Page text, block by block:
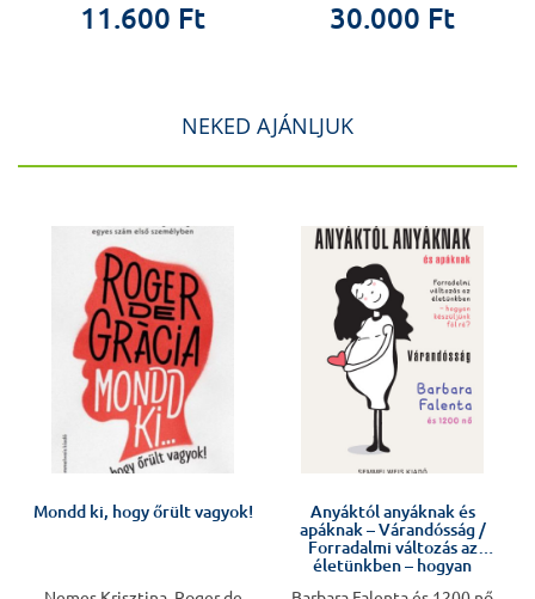
11.600 Ft 30.000 Ft
NEKED AJÁNLJUK
Mondd ki, hogy őrült vagyok!
Anyáktól anyáknak és
apáknak – Várandósság /
Forradalmi változás az
életünkben – hogyan